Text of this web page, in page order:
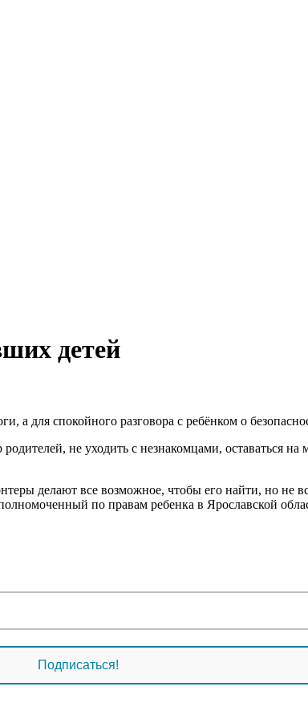
детей
для спокойного разговора с ребёнком о
не уходить с незнакомцами, оставаться
делают все возможное, чтобы его найти, но не
по правам ребенка в Ярославской